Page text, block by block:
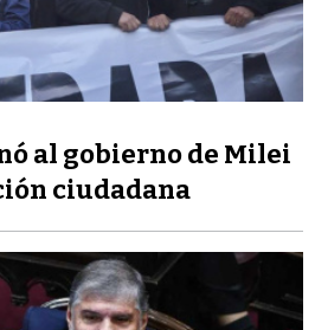
al gobierno de Milei
ciudadana